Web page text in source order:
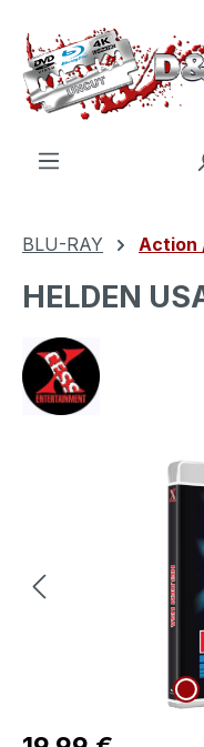
Zum Hauptinhalt
BLU-RAY Action
HELDEN
Bildergalerie
Regulärer Preis: